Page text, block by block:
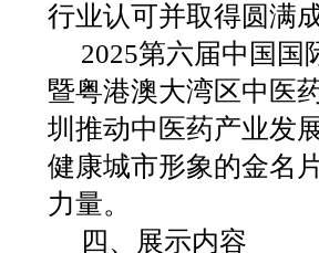
行业认可并取得圆满成
2025第六届中国国
暨粤港澳大湾区中医
圳推动中医药产业发
健康城市形象的金名
力量。
四、展示内容